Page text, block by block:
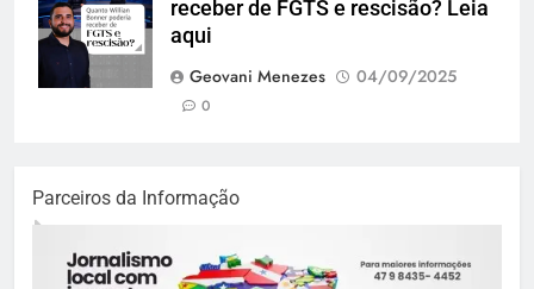
receber de FGTS e rescisão? Leia
aqui
Geovani Menezes
04/09/2025
0
Parceiros da Informação